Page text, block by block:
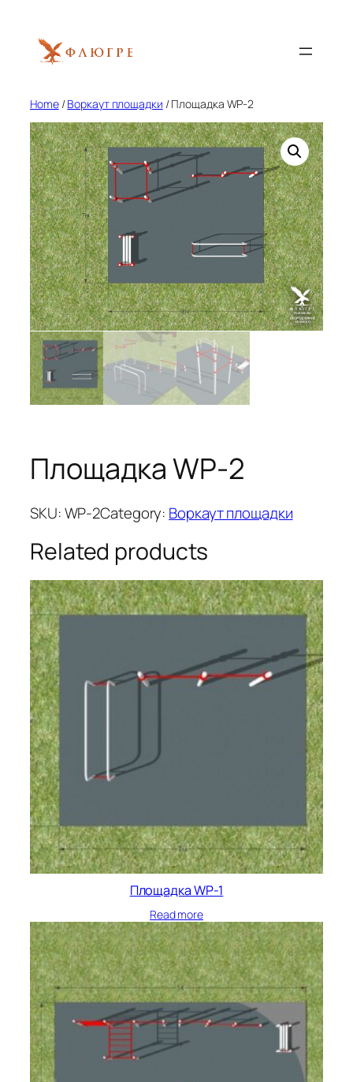
content
Home/Воркаут площадки / Площадка WP-2
Площадка WP-2
SKU:WP-2Category: Воркаут площадки
Related products
Площадка WP-1
Read more